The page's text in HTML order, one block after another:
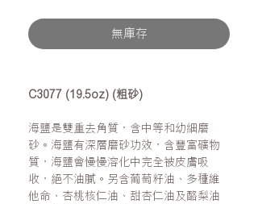
無庫存
C3077 (19.5oz) (粗砂)
海鹽是雙重去角質，含中等和幼細磨
砂。海鹽有深層磨砂功效，含豐富礦物
質，海鹽會慢慢溶化中完全被皮膚吸
收，絕不油膩。另含葡萄籽油、多種維
他命、杏桃核仁油、甜杏仁油及酪梨油